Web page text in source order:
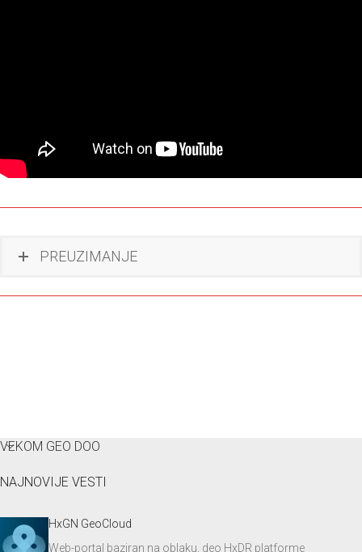
PREUZIMANJE
VEKOM GEO DOO
NAJNOVIJE VESTI
HxGN GeoCloud
Web-portal baziran na oblaku, deo HxDR platforme